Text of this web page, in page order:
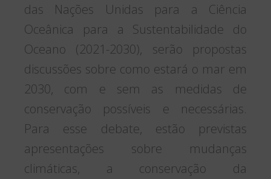
das Nações Unidas para a Ciência
Oceânica para a Sustentabilidade do
Oceano (2021-2030), serão propostas
discussões sobre como estará o mar em
2030, com e sem as medidas de
conservação possíveis e necessárias.
Para esse debate, estão previstas
apresentações sobre mudanças
climáticas, a conservação da